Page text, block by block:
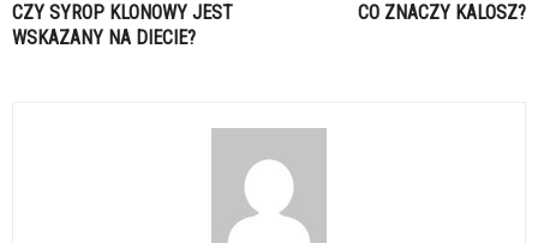
CZY SYROP KLONOWY JEST
WSKAZANY NA DIECIE?
CO ZNACZY KALOSZ?